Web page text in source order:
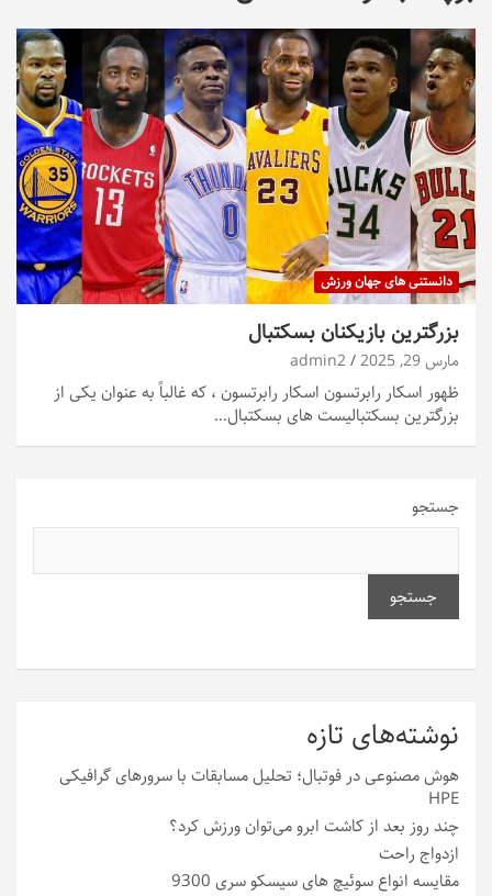
دانستنی های جهان ورزش
بزرگترین بازیکنان بسکتبال
مارس 29, 2025 admin2
ظهور اسکار رابرتسون اسکار رابرتسون ، که غالباً به عنوان یکی از
بزرگترین بسکتبالیست های بسکتبال…
جستجو
جستجو
نوشته‌های تازه
هوش مصنوعی در فوتبال؛ تحلیل مسابقات با سرورهای گرافیکی
HPE
چند روز بعد از کاشت ابرو می‌توان ورزش کرد؟
ازدواج راحت
مقایسه انواع سوئیچ های سیسکو سری 9300